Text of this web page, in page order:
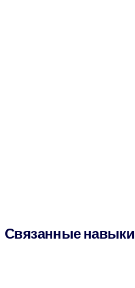
Связанные навыки